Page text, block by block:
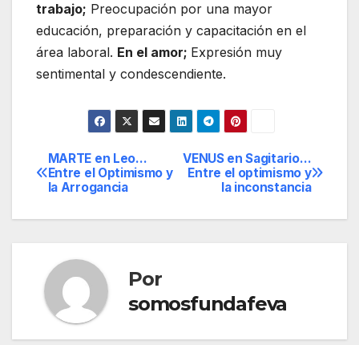
trabajo; Preocupación por una mayor
educación, preparación y capacitación en el
área laboral. En el amor; Expresión muy
sentimental y condescendiente.
Navegación
de
VENUS en Sagitario…
Entre el optimismo y
la inconstancia
MARTE en Leo…
Entre el Optimismo y
la Arrogancia
Por
somosfundafeva